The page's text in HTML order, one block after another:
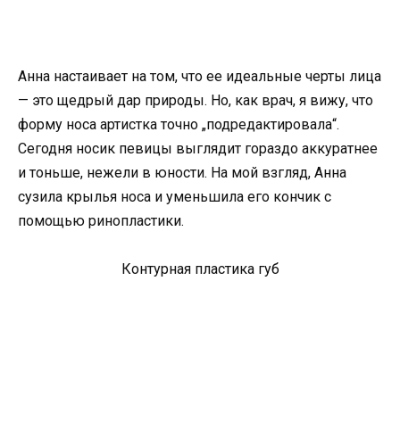
Анна настаивает на том, что ее идеальные черты лица
— это щедрый дар природы. Но, как врач, я вижу, что
форму носа артистка точно „подредактировала“.
Сегодня носик певицы выглядит гораздо аккуратнее
и тоньше, нежели в юности. На мой взгляд, Анна
сузила крылья носа и уменьшила его кончик с
помощью ринопластики.
Контурная пластика губ